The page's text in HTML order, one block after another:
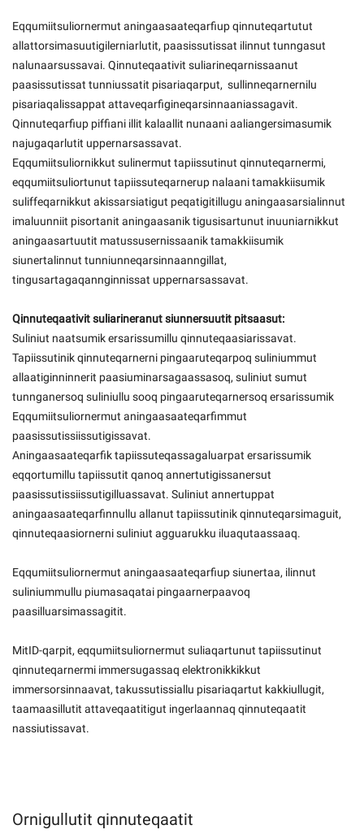
Eqqumiitsuliornermut aningaasaateqarfiup qinnuteqartutut
allattorsimasuutigilerniarlutit, paasissutissat ilinnut tunngasut
nalunaarsussavai. Qinnuteqaativit suliarineqarnissaanut
paasissutissat tunniussatit pisariaqarput, sullinneqarnernilu
pisariaqalissappat attaveqarfigineqarsinnaaniassagavit.
Qinnuteqarfiup piffiani illit kalaallit nunaani aaliangersimasumik
najugaqarlutit uppernarsassavat.
Eqqumiitsuliornikkut sulinermut tapiissutinut qinnuteqarnermi,
eqqumiitsuliortunut tapiissuteqarnerup nalaani tamakkiisumik
suliffeqarnikkut akissarsiatigut peqatigitillugu aningaasarsialinnut
imaluunniit pisortanit aningaasanik tigusisartunut inuuniarnikkut
aningaasartuutit matussusernissaanik tamakkiisumik
siunertalinnut tunniunneqarsinnaanngillat,
tingusartagaqannginnissat uppernarsassavat.
Qinnuteqaativit suliarineranut siunnersuutit pitsaasut:
Suliniut naatsumik ersarissumillu qinnuteqaasiarissavat.
Tapiissutinik qinnuteqarnerni pingaaruteqarpoq suliniummut
allaatiginninnerit paasiuminarsagaassasoq, suliniut sumut
tunnganersoq suliniullu sooq pingaaruteqarnersoq ersarissumik
Eqqumiitsuliornermut aningaasaateqarfimmut
paasissutissiissutigissavat.
Aningaasaateqarfik tapiissuteqassagaluarpat ersarissumik
eqqortumillu tapiissutit qanoq annertutigissanersut
paasissutissiissutigilluassavat. Suliniut annertuppat
aningaasaateqarfinnullu allanut tapiissutinik qinnuteqarsimaguit,
qinnuteqaasiornerni suliniut agguarukku iluaqutaassaaq.
Eqqumiitsuliornermut aningaasaateqarfiup siunertaa, ilinnut
suliniummullu piumasaqatai pingaarnerpaavoq
paasilluarsimassagitit.
MitID-qarpit, eqqumiitsuliornermut suliaqartunut tapiissutinut
qinnuteqarnermi immersugassaq elektronikkikkut
immersorsinnaavat, takussutissiallu pisariaqartut kakkiullugit,
taamaasillutit attaveqaatitigut ingerlaannaq qinnuteqaatit
nassiutissavat.
Ornigullutit qinnuteqaatit